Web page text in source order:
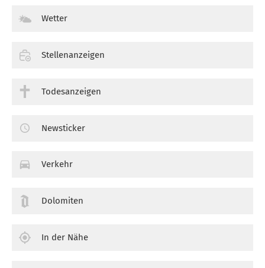
Wetter
Stellenanzeigen
Todesanzeigen
Newsticker
Verkehr
Dolomiten
In der Nähe